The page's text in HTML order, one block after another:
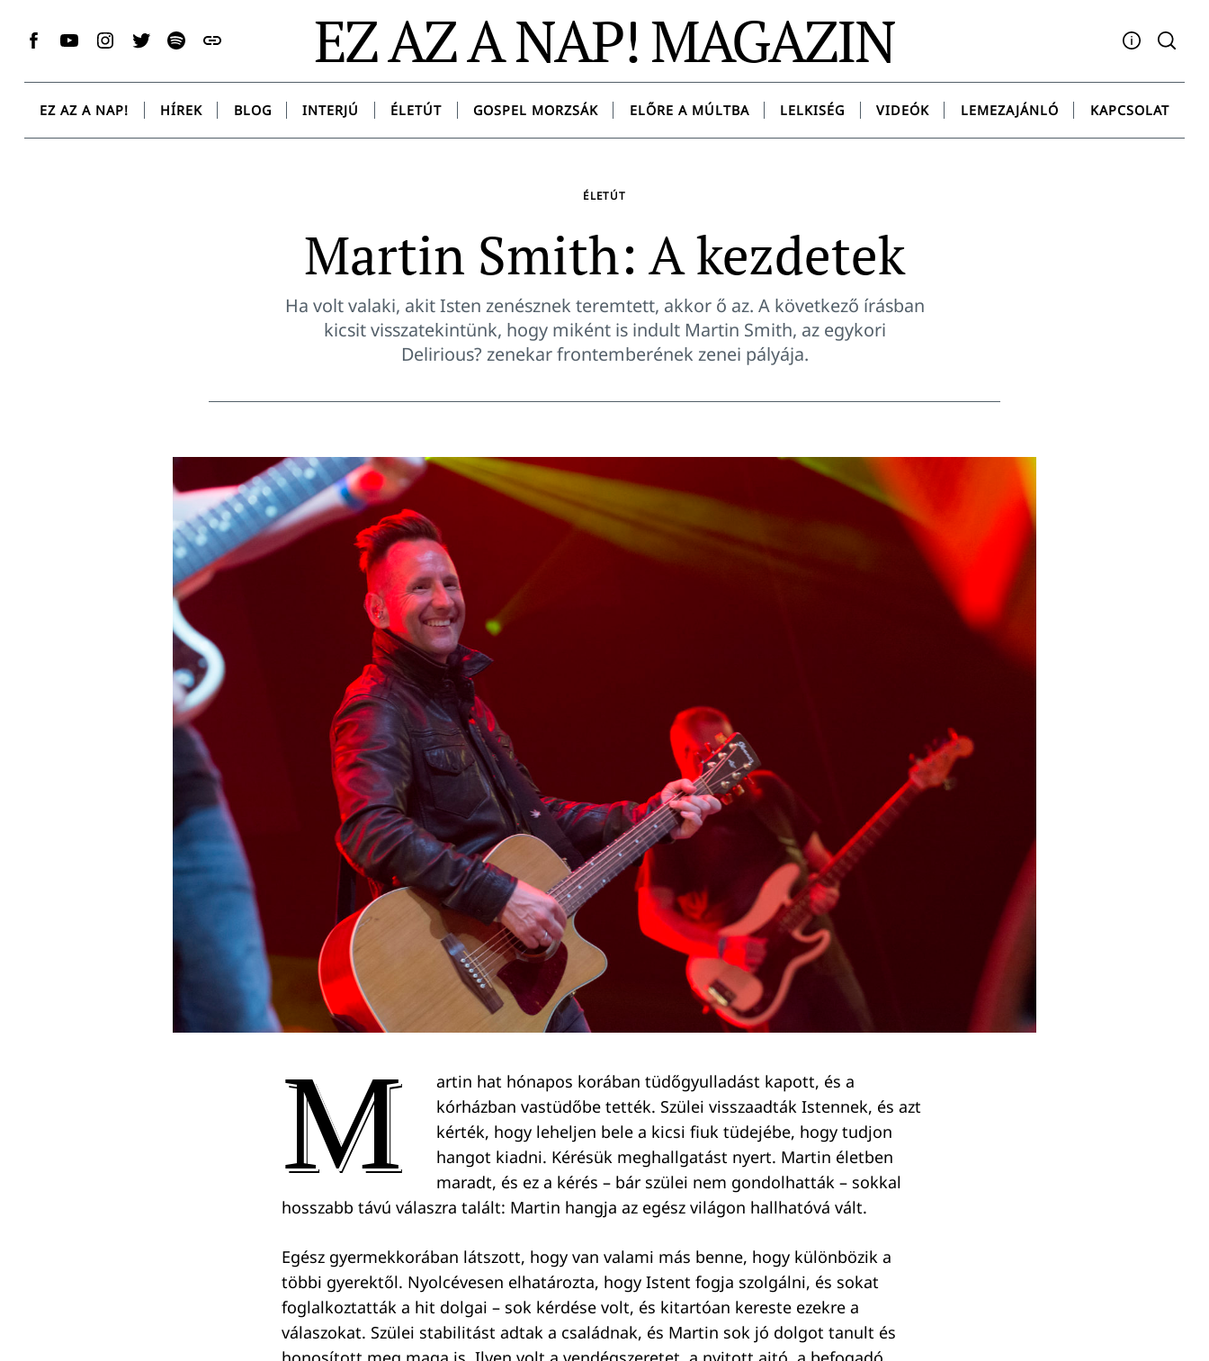
Facebook
YouTubeInstagram
TwitterSpotifyMessenger EZ AZ A NAP! MAGAZIN
Facebook
YouTubeInstagram
TwitterSpotify
EZ AZ A NAP! HÍREK BLOG INTERJÚ ÉLETÚT GOSPEL MORZSÁK ELŐRE A MÚLTBA LELKISÉG VIDEÓK LEMEZAJÁNLÓ KAPCSOLAT
ÉLETÚT
Martin Smith: A kezdetek
Ha volt valaki, akit Isten zenésznek teremtett, akkor ő az. A következő írásban
kicsit visszatekintünk, hogy miként is indult Martin Smith, az egykori
Delirious? zenekar frontemberének zenei pályája.
M
artin hat hónapos korában tüdőgyulladást kapott, és a
kórházban vastüdőbe tették. Szülei visszaadták Istennek, és azt
kérték, hogy leheljen bele a kicsi fiuk tüdejébe, hogy tudjon
hangot kiadni. Kérésük meghallgatást nyert. Martin életben
maradt, és ez a kérés – bár szülei nem gondolhatták – sokkal
hosszabb távú válaszra talált: Martin hangja az egész világon hallhatóvá vált.
Egész gyermekkorában látszott, hogy van valami más benne, hogy különbözik a
többi gyerektől. Nyolcévesen elhatározta, hogy Istent fogja szolgálni, és sokat
foglalkoztatták a hit dolgai – sok kérdése volt, és kitartóan kereste ezekre a
válaszokat. Szülei stabilitást adtak a családnak, és Martin sok jó dolgot tanult és